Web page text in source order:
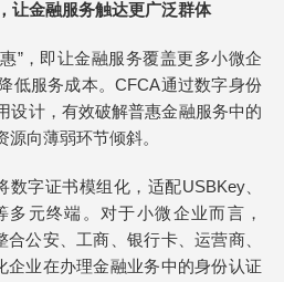
让金融服务触达更广泛群体
”，即让金融服务覆盖更多小微企
低服务成本。CFCA通过数字身份
设计，有效破解普惠金融服务中的
向薄弱环节倾斜。
字证书模组化，适配USBKey、
元终端。对于小微企业而言，
公安、工商、银行卡、运营商、
企业在办理金融业务中的身份认证